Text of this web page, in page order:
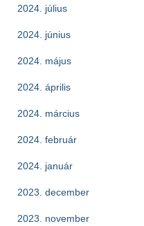
2024. július
2024. június
2024. május
2024. április
2024. március
2024. február
2024. január
2023. december
2023. november